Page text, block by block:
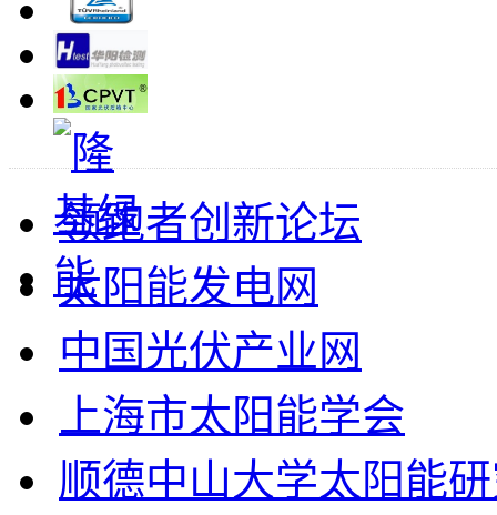
领跑者创新论坛
太阳能发电网
中国光伏产业网
上海市太阳能学会
顺德中山大学太阳能